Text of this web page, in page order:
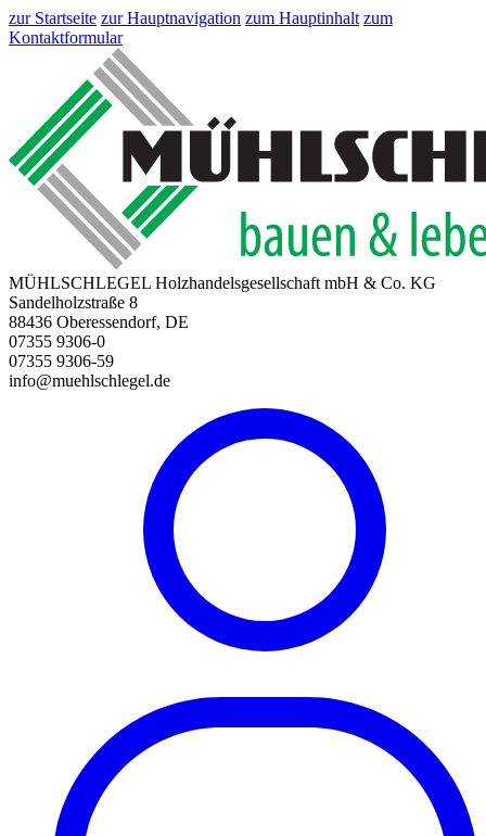
zur Startseite zur Hauptnavigation zum Hauptinhalt zum
Kontaktformular
MÜHLSCHLEGEL Holzhandelsgesellschaft mbH & Co. KG
Sandelholzstraße 8
88436 Oberessendorf, DE
07355 9306-0
07355 9306-59
info@muehlschlegel.de